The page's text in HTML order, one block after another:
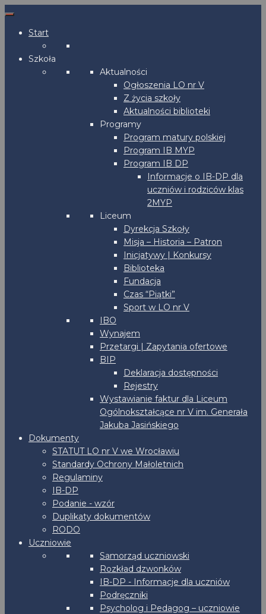
Start
Szkoła
Aktualności
Ogłoszenia LO nr V
Z życia szkoły
Aktualności biblioteki
Programy
Program matury polskiej
Program IB MYP
Program IB DP
Informacje o IB-DP dla
uczniów i rodziców klas
2MYP
Liceum
Dyrekcja Szkoły
Misja – Historia – Patron
Inicjatywy | Konkursy
Biblioteka
Fundacja
Czas “Piątki”
Sport w LO nr V
IBO
Wynajem
Przetargi | Zapytania ofertowe
BIP
Deklaracja dostępności
Rejestry
Wystawianie faktur dla Liceum
Ogólnokształcące nr V im. Generała
Jakuba Jasińskiego
Dokumenty
STATUT LO nr V we Wrocławiu
Standardy Ochrony Małoletnich
Regulaminy
IB-DP
Podanie - wzór
Duplikaty dokumentów
RODO
Uczniowie
Samorząd uczniowski
Rozkład dzwonków
IB-DP - Informacje dla uczniów
Podręczniki
Psycholog i Pedagog – uczniowie